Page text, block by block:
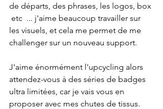
de départs, des phrases, les logos, box
etc  ... j'aime beaucoup travailler sur
les visuels, et cela me permet de me
challenger sur un nouveau support.
J'aime énormément l'upcycling alors
attendez-vous à des séries de badges
ultra limitées, car je vais vous en
proposer avec mes chutes de tissus.